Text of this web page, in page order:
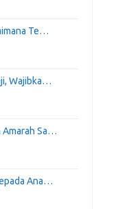
Te…
Wajibka…
Amarah Sa…
Ana…